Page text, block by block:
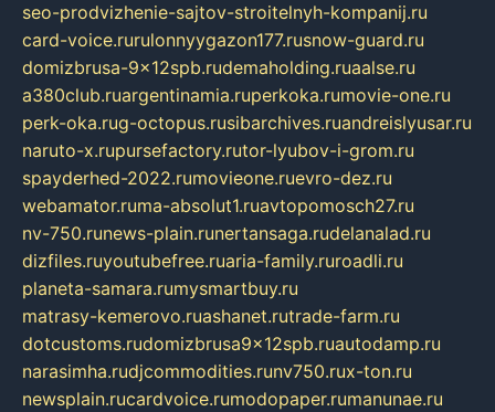
seo-prodvizhenie-sajtov-stroitelnyh-kompanij.ru
card-voice.rurulonnyygazon177.rusnow-guard.ru
domizbrusa-9x12spb.rudemaholding.ruaalse.ru
a380club.ruargentinamia.ruperkoka.rumovie-one.ru
perk-oka.rug-octopus.rusibarchives.ruandreislyusar.ru
naruto-x.rupursefactory.rutor-lyubov-i-grom.ru
spayderhed-2022.rumovieone.ruevro-dez.ru
webamator.ruma-absolut1.ruavtopomosch27.ru
nv-750.runews-plain.runertansaga.rudelanalad.ru
dizfiles.ruyoutubefree.ruaria-family.ruroadli.ru
planeta-samara.rumysmartbuy.ru
matrasy-kemerovo.ruashanet.rutrade-farm.ru
dotcustoms.rudomizbrusa9x12spb.ruautodamp.ru
narasimha.rudjcommodities.runv750.rux-ton.ru
newsplain.rucardvoice.rumodopaper.rumanunae.ru